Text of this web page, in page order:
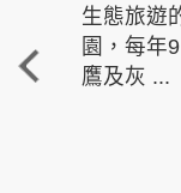
生態旅遊
園，每年
鷹及灰 ...